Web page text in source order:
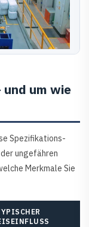
und um wie
Spezifikations-
ungefähren
Merkmale Sie